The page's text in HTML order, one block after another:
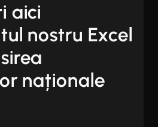
aici
nostru Excel
naționale